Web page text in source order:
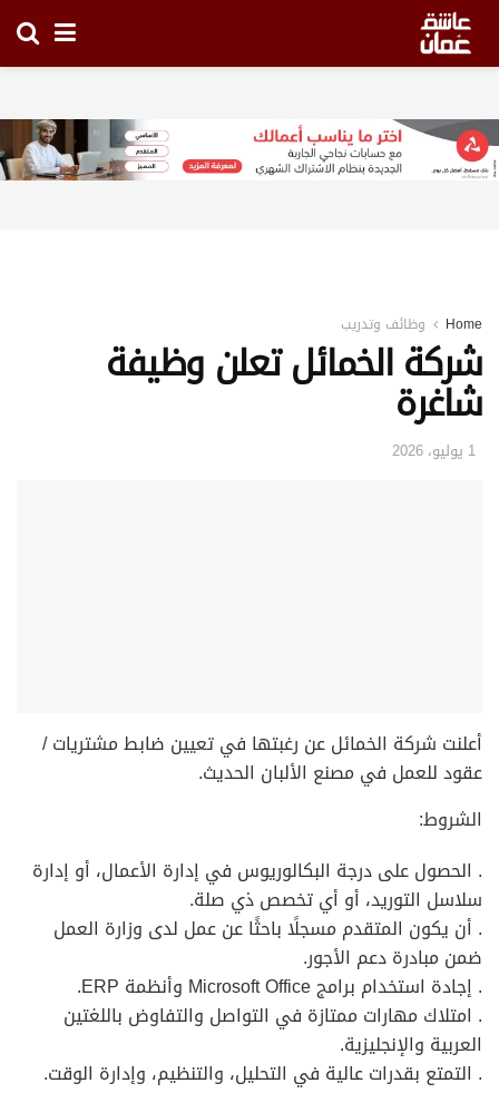
Home وظائف وتدريب
شركة الخمائل تعلن وظيفة
شاغرة
1 يوليو، 2026
أعلنت شركة الخمائل عن رغبتها في تعيين ضابط مشتريات /
عقود للعمل في مصنع الألبان الحديث.
الشروط:
. الحصول على درجة البكالوريوس في إدارة الأعمال، أو إدارة
سلاسل التوريد، أو أي تخصص ذي صلة.
. أن يكون المتقدم مسجلًا باحثًا عن عمل لدى وزارة العمل
ضمن مبادرة دعم الأجور.
. إجادة استخدام برامج Microsoft Office وأنظمة ERP.
. امتلاك مهارات ممتازة في التواصل والتفاوض باللغتين
العربية والإنجليزية.
. التمتع بقدرات عالية في التحليل، والتنظيم، وإدارة الوقت.